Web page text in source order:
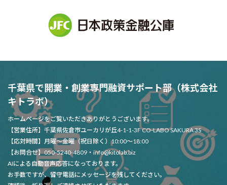
千葉県で開業・創業専門融資サポート部（株式会社
キトラボ）
ホームページをご覧いただきありがとうございます。
【営業住所】千葉県佐倉市ユーカリが丘4-1-1-3F CO-LABO SAKURA 3S
【応対時間】月曜～金曜（祝日除く）10:00～18:00
【お問合せ】050-5240-4809・info@kitolab.biz
AIによる自動音声応答になっております。
お手数ですが、留守電話にメッセージを残してください。